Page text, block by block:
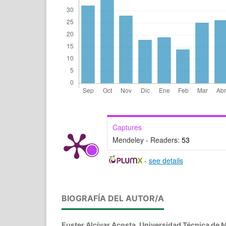
Captures
Mendeley - Readers: 53
- see details
BIOGRAFÍA DEL AUTOR/A